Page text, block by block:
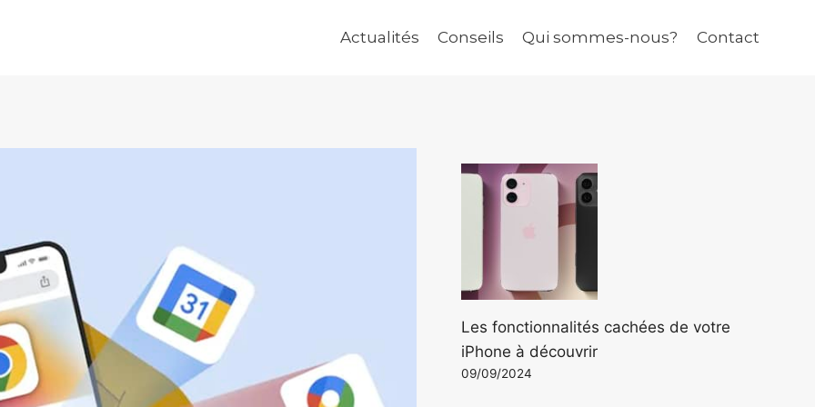
Actualités Conseils Qui sommes-nous? Contact
Les fonctionnalités cachées de votre
iPhone à découvrir
09/09/2024